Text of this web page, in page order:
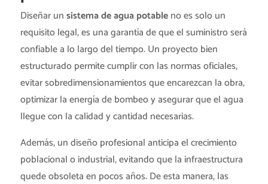
Diseñar unsistema de agua potableno es solo un
requisito legal, es una garantía de que el suministro será
confiable a lo largo del tiempo. Un proyecto bien
estructurado permite cumplir con las normas oficiales,
evitar sobredimensionamientos que encarezcan la obra,
optimizar la energía de bombeo y asegurar que el agua
llegue con la calidad y cantidad necesarias.
Además, un diseño profesional anticipa el crecimiento
poblacional o industrial, evitando que la infraestructura
quede obsoleta en pocos años. De esta manera, las